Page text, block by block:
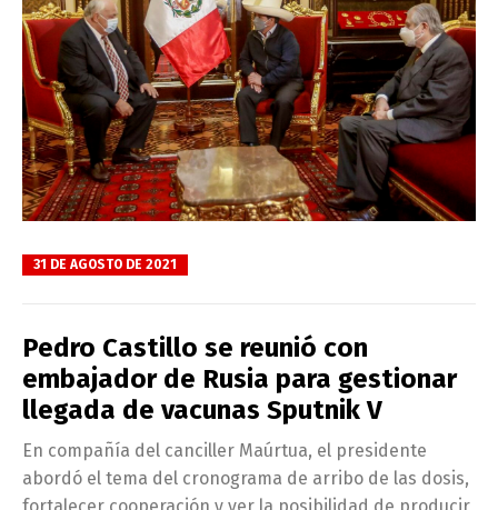
31 DE AGOSTO DE 2021
Pedro Castillo se reunió con
embajador de Rusia para gestionar
llegada de vacunas Sputnik V
En compañía del canciller Maúrtua, el presidente
abordó el tema del cronograma de arribo de las dosis,